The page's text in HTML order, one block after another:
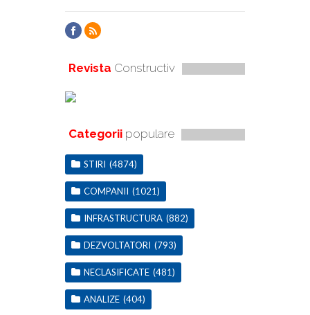
Revista Constructiv
Categorii populare
STIRI (4874)
COMPANII (1021)
INFRASTRUCTURA (882)
DEZVOLTATORI (793)
NECLASIFICATE (481)
ANALIZE (404)